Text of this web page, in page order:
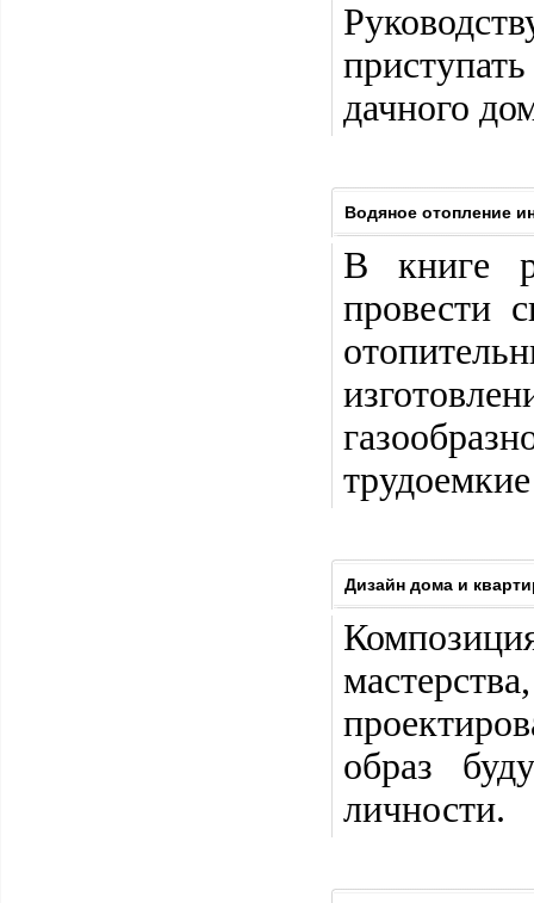
дачного
Водяное отопление
В книге
провести
Дизайн дома и
образ
личности.